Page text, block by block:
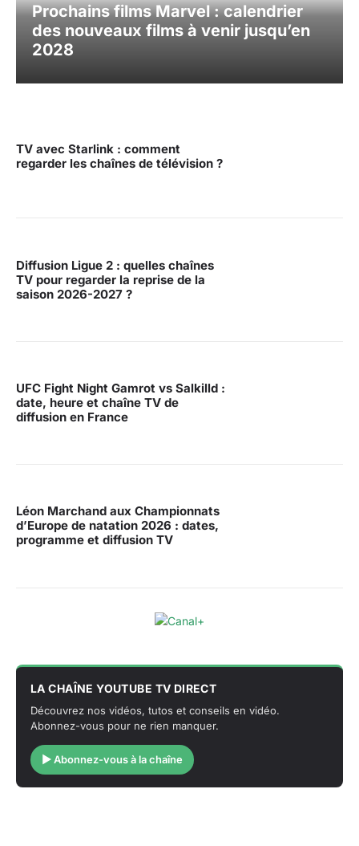
Prochains films Marvel : calendrier
des nouveaux films à venir jusqu’en
2028
TV avec Starlink : comment
regarder les chaînes de télévision ?
Diffusion Ligue 2 : quelles chaînes
TV pour regarder la reprise de la
saison 2026-2027 ?
UFC Fight Night Gamrot vs Salkilld :
date, heure et chaîne TV de
diffusion en France
Léon Marchand aux Championnats
d’Europe de natation 2026 : dates,
programme et diffusion TV
LA CHAÎNE YOUTUBE TV DIRECT
Découvrez nos vidéos, tutos et conseils en vidéo.
Abonnez-vous pour ne rien manquer.
▶ Abonnez-vous à la chaîne